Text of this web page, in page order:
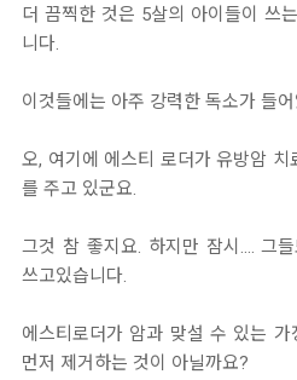
더 끔찍한 것은 5살의 아이들이 쓰
니다.
이것들에는 아주 강력한 독소가 들어
오, 여기에 에스티 로더가 유방암 치
를 주고 있군요.
그것 참 좋지요. 하지만 잠시.... 그
쓰고있습니다.
에스티로더가 암과 맞설 수 있는
먼저 제거하는 것이 아닐까요?